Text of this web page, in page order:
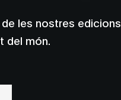
les nostres edicions
del món.